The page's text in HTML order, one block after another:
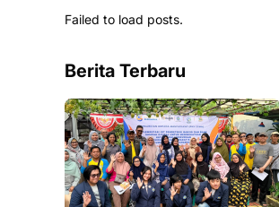
Failed to load posts.
Berita Terbaru
DIKBUDRISTEK